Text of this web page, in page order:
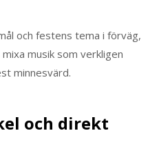
och festens tema i förväg,
musik som verkligen
minnesvärd.
och direkt